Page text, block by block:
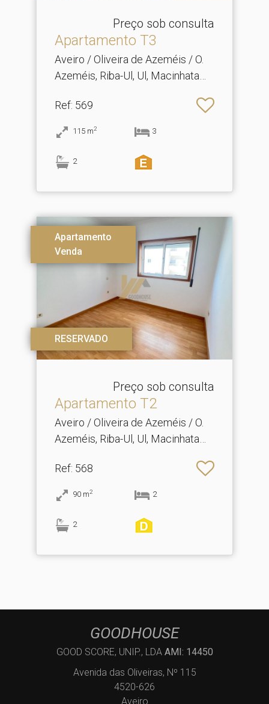
Preço sob consulta
Apartamento T3
Aveiro / Oliveira de Azeméis / O.
Azeméis, Riba-Ul, Ul, Macinhata
Ref: 569
115 m2 3
2
Apartamento
Venda
RESERVADO
Preço sob consulta
Apartamento T2
Aveiro / Oliveira de Azeméis / O.
Azeméis, Riba-Ul, Ul, Macinhata
Ref: 568
90 m2 2
2
GOODHOUSE
GOOD SCORE, UNIP., LDA AMI: 14450
Avenida das Oliveiras, Nº 115
4520-626
Aveiro